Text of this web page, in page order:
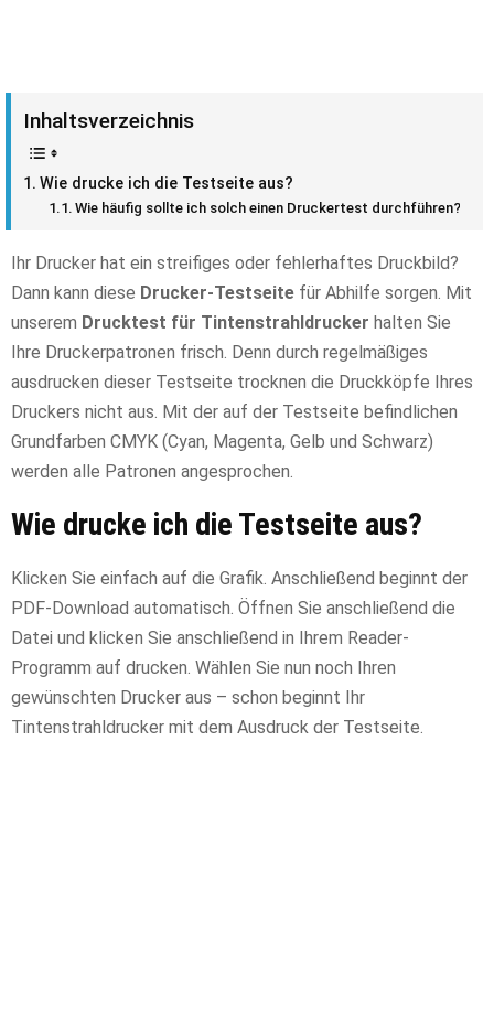
Inhaltsverzeichnis
Wie drucke ich die Testseite aus?
Wie häufig sollte ich solch einen Druckertest durchführen?
Ihr Drucker hat ein streifiges oder fehlerhaftes Druckbild?
Dann kann diese Drucker-Testseite für Abhilfe sorgen. Mit
unserem Drucktest für Tintenstrahldrucker halten Sie
Ihre Druckerpatronen frisch. Denn durch regelmäßiges
ausdrucken dieser Testseite trocknen die Druckköpfe Ihres
Druckers nicht aus. Mit der auf der Testseite befindlichen
Grundfarben CMYK (Cyan, Magenta, Gelb und Schwarz)
werden alle Patronen angesprochen.
Wie drucke ich die Testseite aus?
Klicken Sie einfach auf die Grafik. Anschließend beginnt der
PDF-Download automatisch. Öffnen Sie anschließend die
Datei und klicken Sie anschließend in Ihrem Reader-
Programm auf drucken. Wählen Sie nun noch Ihren
gewünschten Drucker aus – schon beginnt Ihr
Tintenstrahldrucker mit dem Ausdruck der Testseite.